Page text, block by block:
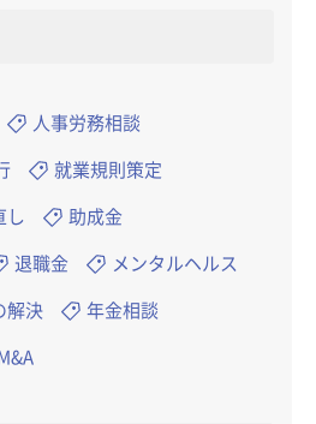
人事労務相談
就業規則策定
し 助成金
退職金 メンタルヘルス
解決 年金相談
M&A